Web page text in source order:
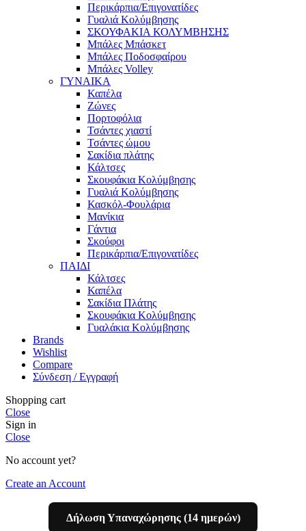
Περικάρπια/Επιγονατίδες
Γυαλιά Κολύμβησης
ΣΚΟΥΦΑΚΙΑ ΚΟΛΥΜΒΗΣΗΣ
Μπάλες Μπάσκετ
Μπάλες Ποδοσφαίρου
Μπάλες Volley
ΓΥΝΑΙΚΑ
Καπέλα
Ζώνες
Πορτοφόλια
Τσάντες χιαστί
Τσάντες ώμου
Σακίδια πλάτης
Κάλτσες
Σκουφάκια Κολύμβησης
Γυαλιά Κολύμβησης
Κασκόλ-Φουλάρια
Μανίκια
Γάντια
Σκούφοι
Περικάρπια/Επιγονατίδες
ΠΑΙΔΙ
Κάλτσες
Καπέλα
Σακίδια Πλάτης
Σκουφάκια Κολύμβησης
Γυαλάκια Κολύμβησης
Brands
Wishlist
Compare
Σύνδεση / Εγγραφή
Shopping cart
Close
Sign in
Close
No account yet?
Create an Account
Δήλωση Υπαναχώρησης (14 ημερών)